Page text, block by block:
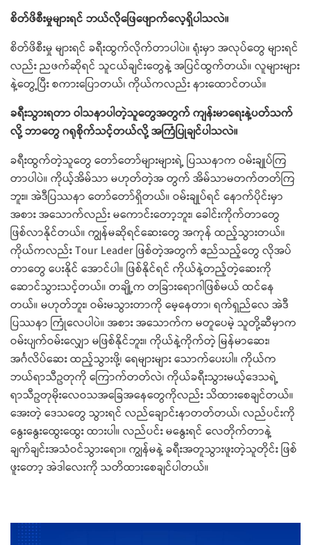
စိတ်ဖိစီးမှုများရင် ဘယ်လိုဖြေဖျောက်လေ့ရှိပါသလဲ။
စိတ်ဖိစီးမှု များရင် ခရီးထွက်လိုက်တာပါပဲ။ ရုံးမှာ အလုပ်တွေ များရင်
လည်း ညဖက်ဆိုရင် သူငယ်ချင်းတွေနဲ့ အပြင်ထွက်တယ်။ လူများများ
နဲ့တွေ့ပြီး စကားပြောတယ်၊ ကိုယ်ကလည်း နားထောင်တယ်။
ခရီးသွားရတာ ဝါသနာပါတဲ့သူတွေအတွက် ကျန်းမာရေးနဲ့ပတ်သက်
လို့ ဘာတွေ ဂရုစိုက်သင့်တယ်လို့ အကြံပြုချင်ပါသလဲ။
ခရီးထွက်တဲ့သူတွေ တော်တော်များများရဲ့ ပြဿနာက ဝမ်းချုပ်ကြ
တာပါပဲ။ ကိုယ့်အိမ်သာ မဟုတ်တဲ့အ တွက် အိမ်သာမတက်တတ်ကြ
ဘူး။ အဲဒီပြဿနာ တော်တော်ရှိတယ်။ ဝမ်းချုပ်ရင် နောက်ပိုင်းမှာ
အစား အသောက်လည်း မကောင်းတော့ဘူး၊ ခေါင်းကိုက်တာတွေ
ဖြစ်လာနိုင်တယ်။ ကျွန်မဆိုရင်ဆေးတွေ အကုန် ထည့်သွားတယ်။
ကိုယ်ကလည်း Tour Leader ဖြစ်တဲ့အတွက် ဧည်သည့်တွေ လိုအပ်
တာတွေ ပေးနိုင် အောင်ပါ။ ဖြစ်နိုင်ရင် ကိုယ်နဲ့တည့်တဲ့ဆေးကို
ဆောင်သွားသင့်တယ်။ တချို့က တခြားရောဂါဖြစ်မယ် ထင်နေ
တယ်။ မဟုတ်ဘူး၊ ဝမ်းမသွားတာကို မေ့နေတာ၊ ရက်ရှည်လေ အဲဒီ
ပြဿနာ ကြုံလေပါပဲ။ အစား အသောက်က မတူပေမဲ့ သူတို့ဆီမှာက
ဝမ်းပျက်ဝမ်းလျှော မဖြစ်နိုင်ဘူး။ ကိုယ်နဲ့ကိုက်တဲ့ မြန်မာဆေး၊
အင်္ဂလိပ်ဆေး ထည့်သွားဖို့၊ ရေများများ သောက်ပေးပါ။ ကိုယ်က
ဘယ်ရာသီဥတုကို ကြောက်တတ်လဲ၊ ကိုယ်ခရီးသွားမယ့်ဒေသရဲ့
ရာသီဥတုမိုးလေဝသအခြေအနေတွေကိုလည်း သိထားစေချင်တယ်။
အေးတဲ့ ဒေသတွေ သွားရင် လည်ချောင်းနာတတ်တယ်၊ လည်ပင်းကို
နွေးနွေးထွေးထွေး ထားပါ။ လည်ပင်း မနွေးရင် လေတိုက်တာနဲ့
ချက်ချင်းအသံဝင်သွားရော။ ကျွန်မနဲ့ ခရီးအတူသွားဖူးတဲ့သူတိုင်း ဖြစ်
ဖူးတော့ အဲဒါလေးကို သတိထားစေချင်ပါတယ်။